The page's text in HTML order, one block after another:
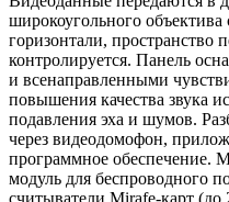
широкоугольного объектива
горизонтали, пространство
контролируется. Панель
и всенаправленными
повышения качества звука
подавления эха и шумов.
через видеодомофон,
программное обеспечение.
модуль для беспроводного
считыватели Mirafe-карт (до